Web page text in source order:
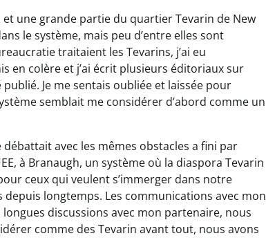
une grande partie du quartier Tevarin de New
le système, mais peu d’entre elles sont
traitaient les Tevarins, j’ai eu
en colère et j’ai écrit plusieurs éditoriaux sur
Je me sentais oubliée et laissée pour
semblait me considérer d’abord comme un
avec les mêmes obstacles a fini par
à Branaugh, un système où la diaspora Tevarin
ceux qui veulent s’immerger dans notre
longtemps. Les communications avec mon
discussions avec mon partenaire, nous
comme des Tevarin avant tout, nous avons